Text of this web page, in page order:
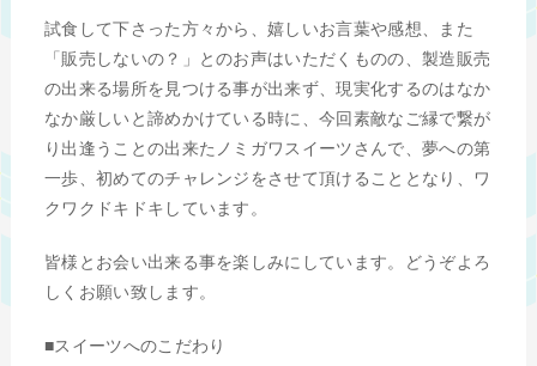
試食して下さった方々から、嬉しいお言葉や感想、また
「販売しないの？」とのお声はいただくものの、製造販売
の出来る場所を見つける事が出来ず、現実化するのはなか
なか厳しいと諦めかけている時に、今回素敵なご縁で繋が
り出逢うことの出来たノミガワスイーツさんで、夢への第
一歩、初めてのチャレンジをさせて頂けることとなり、ワ
クワクドキドキしています。
皆様とお会い出来る事を楽しみにしています。どうぞよろ
しくお願い致します。
■スイーツへのこだわり